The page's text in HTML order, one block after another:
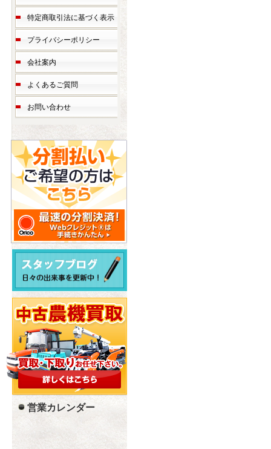
特定商取引法に基づく表示
プライバシーポリシー
会社案内
よくあるご質問
お問い合わせ
営業カレンダー